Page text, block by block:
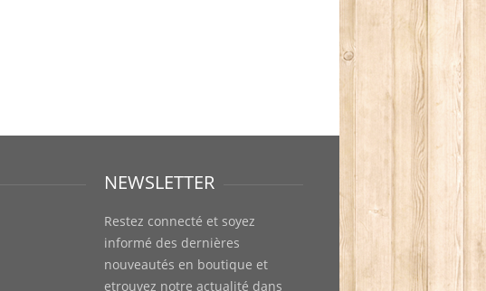
NEWSLETTER
Restez connecté et soyez
informé des dernières
nouveautés en boutique et
etrouvez notre actualité dans